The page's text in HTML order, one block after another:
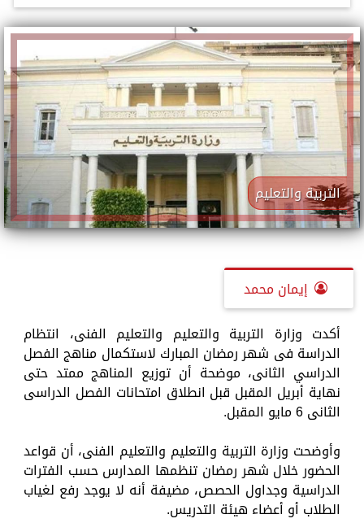
التربية والتعليم
إيمان محمد
أكدت وزارة التربية والتعليم والتعليم الفنى، انتظام
الدراسة فى شهر رمضان المبارك لاستكمال مناهج الفصل
الدراسي الثانى، موضحة أن توزيع المناهج ممتد حتى
نهاية أبريل المقبل قبل انطلاق امتحانات الفصل الدراسى
الثانى 6 مايو المقبل.
وأوضحت وزارة التربية والتعليم والتعليم الفنى، أن قواعد
الحضور خلال شهر رمضان تنظمها المدارس حسب الفترات
الدراسية وجداول الحصص، مضيفة أنه لا يوجد رفع لغياب
الطلاب أو أعضاء هيئة التدريس.